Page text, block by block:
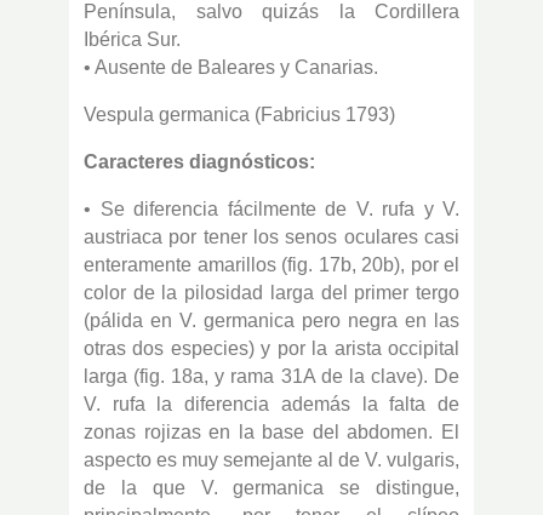
Península, salvo quizás la Cordillera
Ibérica Sur.
• Ausente de Baleares y Canarias.
Vespula germanica (Fabricius 1793)
Caracteres diagnósticos:
• Se diferencia fácilmente de V. rufa y V.
austriaca por tener los senos oculares casi
enteramente amarillos (fig. 17b, 20b), por el
color de la pilosidad larga del primer tergo
(pálida en V. germanica pero negra en las
otras dos especies) y por la arista occipital
larga (fig. 18a, y rama 31A de la clave). De
V. rufa la diferencia además la falta de
zonas rojizas en la base del abdomen. El
aspecto es muy semejante al de V. vulgaris,
de la que V. germanica se distingue,